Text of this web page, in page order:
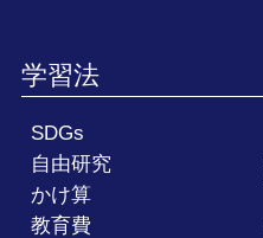
学習法
SDGs
自由研究
かけ算
教育費